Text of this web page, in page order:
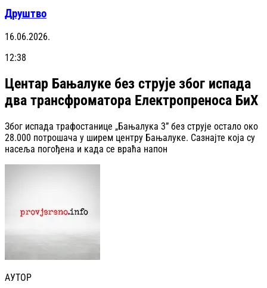
Друштво
16.06.2026.
12:38
Центар Бањалуке без струје због испада
два трансфроматора Електропреноса БиХ
Због испада трафостанице „Бањалука 3” без струје остало око
28.000 потрошача у ширем центру Бањалуке. Сазнајте која су
насеља погођена и када се враћа напон
АУТОР